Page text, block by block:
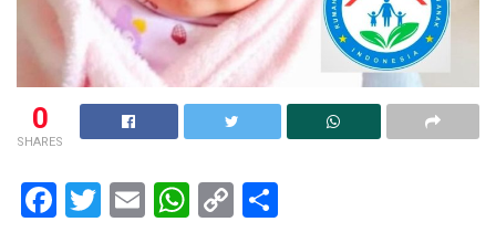
0
SHARES
F
T
E
W C